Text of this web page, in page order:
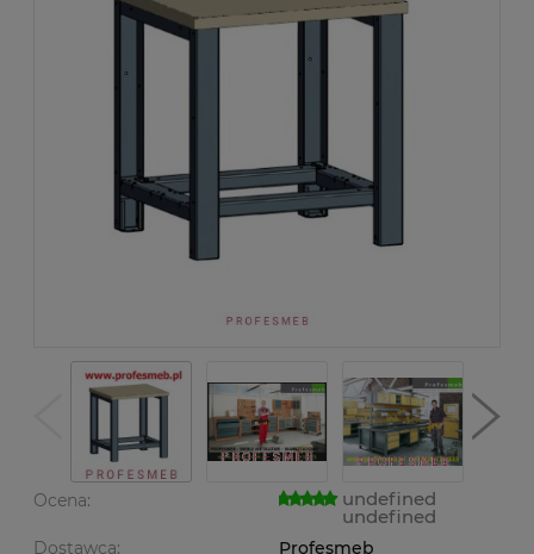
Ocena: undefined
undefined
Dostawca: Profesmeb